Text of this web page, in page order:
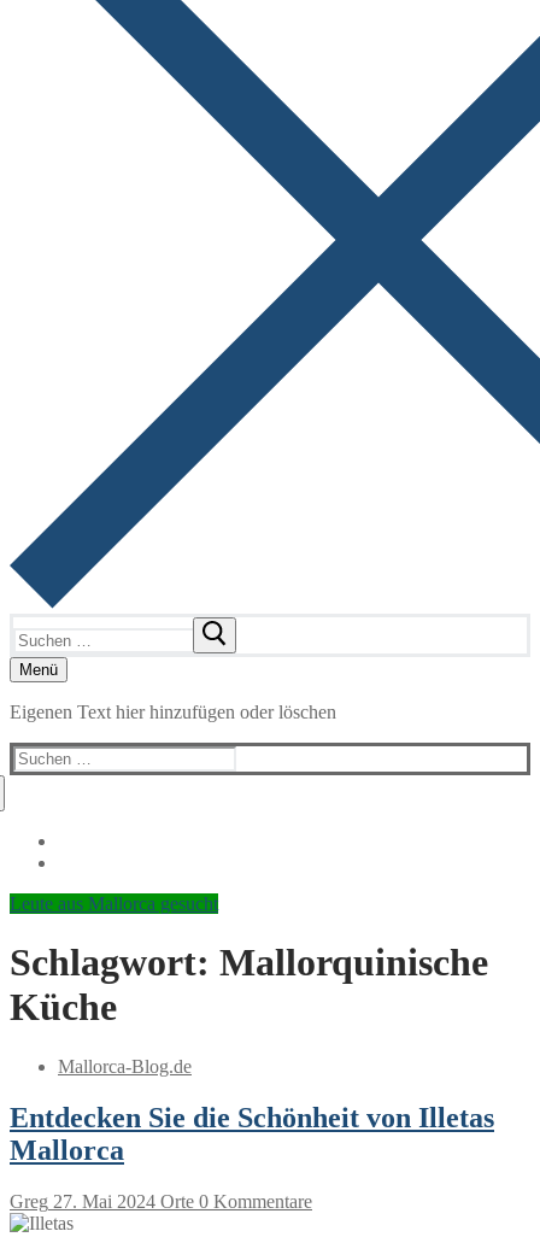
nach:
Menü
Eigenen Text hier hinzufügen oder löschen
Suchen
nach:
Leute aus Mallorca gesucht
Schlagwort: Mallorquinische
Küche
Mallorca-Blog.de
Entdecken Sie die Schönheit von Illetas
Mallorca
Greg 27. Mai 2024 Orte 0 Kommentare